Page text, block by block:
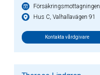
Försäkringsmottagningen
Hus C, Valhallavägen 91
Kontakta vårdgivare